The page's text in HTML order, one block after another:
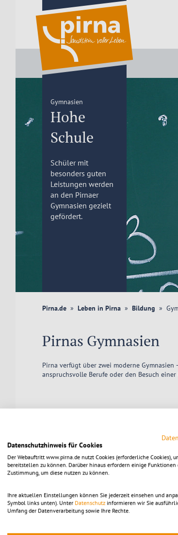
Gymnasien
Hohe
Schule
Schüler mit
besonders guten
Leistungen werden
an den Pirnaer
Gymnasien gezielt
gefördert.
Pirna.de Leben in Pirna Bildung
Pirnas Gymnasien
Pirna verfügt über zwei moderne
anspruchsvolle Berufe oder den Besuch
Evangelisches Gymnasium Pirna
Friedrich-Schiller-Gymnasium Pirna
Datenschutzhinweis für Cookies
Der Webauftritt www.pirna.de nutzt Cookies (erforderliche Cookies),
bereitstellen zu können. Darüber hinaus erfordern einige Funktionen
Zustimmung, um diese nutzen zu können.
Ihre aktuellen Einstellungen können Sie jederzeit einsehen und
Symbol links unten). Unter Datenschutz informieren wir Sie
Umfang der Datenverarbeitung sowie Ihre Rechte.